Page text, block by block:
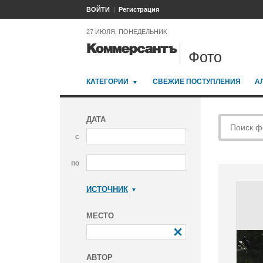
ВОЙТИ Регистрация
27 ИЮЛЯ, ПОНЕДЕЛЬНИК
Фото
КАТЕГОРИИ СВЕЖИЕ ПОСТУПЛЕНИЯ
ДАТА
с
по
ИСТОЧНИК
МЕСТО
АВТОР